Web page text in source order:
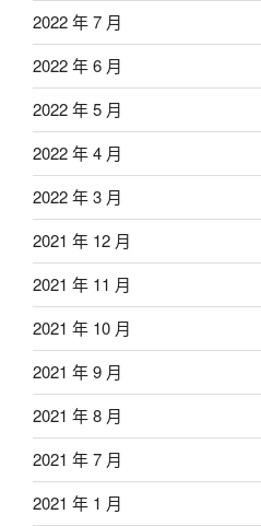
2022 年 7 月
2022 年 6 月
2022 年 5 月
2022 年 4 月
2022 年 3 月
2021 年 12 月
2021 年 11 月
2021 年 10 月
2021 年 9 月
2021 年 8 月
2021 年 7 月
2021 年 1 月